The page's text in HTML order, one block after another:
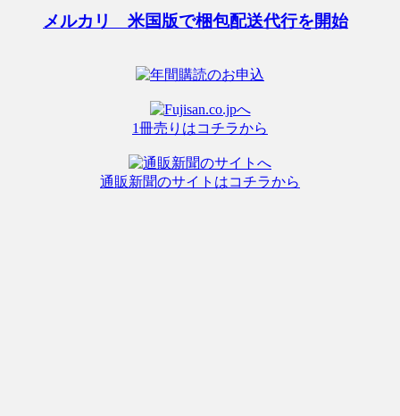
メルカリ 米国版で梱包配送代行を開始
1冊売りはコチラから
通販新聞のサイトはコチラから